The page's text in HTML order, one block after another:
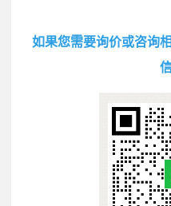
如果您需要询价或咨询